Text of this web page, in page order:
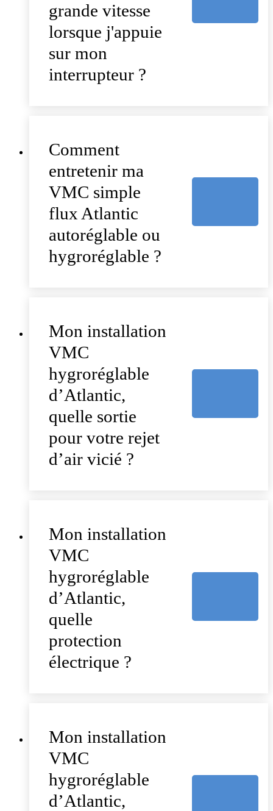
grande vitesse
lorsque j'appuie
sur mon
interrupteur ?
Comment
entretenir ma
VMC simple
flux Atlantic
autoréglable ou
hygroréglable ?
Mon installation
VMC
hygroréglable
d’Atlantic,
quelle sortie
pour votre rejet
d’air vicié ?
Mon installation
VMC
hygroréglable
d’Atlantic,
quelle
protection
électrique ?
Mon installation
VMC
hygroréglable
d’Atlantic,